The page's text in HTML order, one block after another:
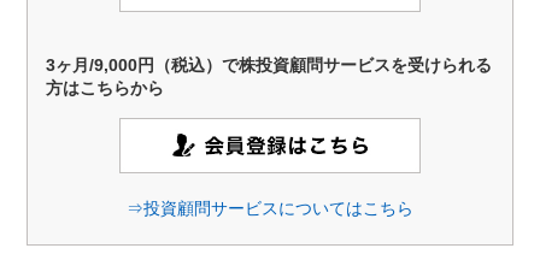
3ヶ月/9,000円（税込）で株投資顧問サービスを受けられる
方はこちらから
⇒投資顧問サービスについてはこちら